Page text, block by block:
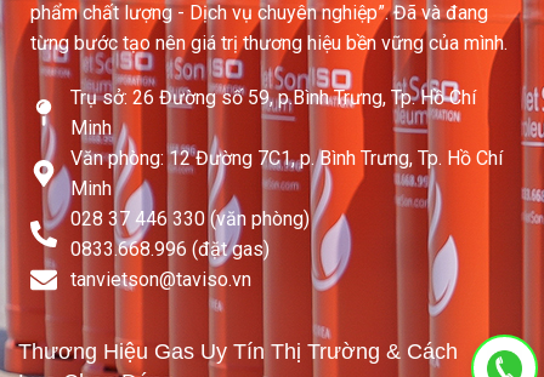
phẩm chất lượng - Dịch vụ chuyên nghiệp”. Đã và đang
từng bước tạo nên giá trị thương hiệu bền vững của mình.
Trụ sở: 26 Đường số 59, p.Bình Trưng, Tp. Hồ Chí
Minh
Văn phòng: 12 Đường 7C1, p. Bình Trưng, Tp. Hồ Chí
Minh
028 37 446 330 (văn phòng)
0833.668.996 (đặt gas)
tanvietson@taviso.vn​
Thương Hiệu Gas Uy Tín Thị Trường & Cách